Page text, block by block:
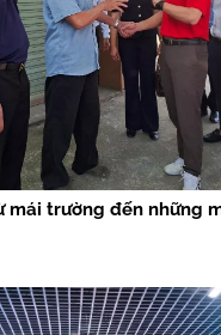
mái trường đến những